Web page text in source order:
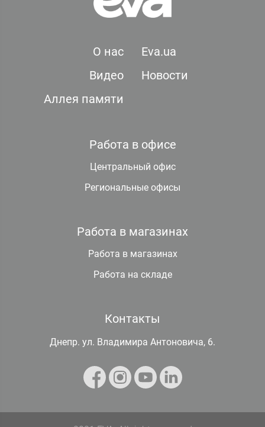
О нас
Eva.ua
Видео
Новости
Аллея памяти
Работа в офисе
Центральный офис
Региональные офисы
Работа в магазинах
Работа в магазинах
Работа на складе
Контакты
Днепр. ул. Владимира Антоновича, 6.